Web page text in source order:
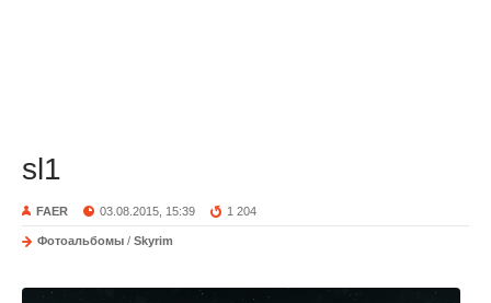
sl1
FAER 03.08.2015, 15:39 1 204
Фотоальбомы / Skyrim